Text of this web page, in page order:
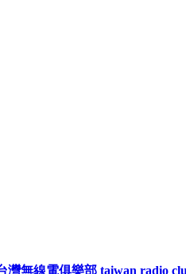
灣無線電俱樂部 taiwan radio